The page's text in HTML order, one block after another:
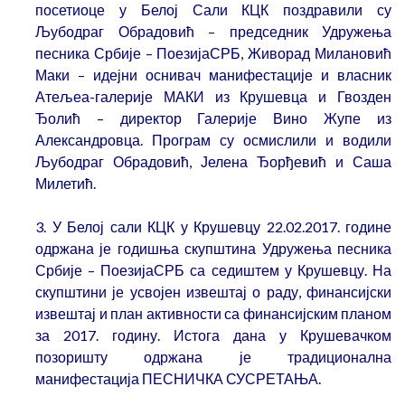
посетиоце у Белој Сали КЦК поздравили су
Љубодраг Обрадовић – председник Удружења
песника Србије – ПоезијаСРБ, Живорад Милановић
Маки – идејни оснивач манифестације и власник
Атељеа-галерије МАКИ из Крушевца и Гвозден
Ђолић – директор Галерије Вино Жупе из
Александровца. Програм су осмислили и водили
Љубодраг Обрадовић, Јелена Ђорђевић и Саша
Милетић.
3. У Белој сали КЦК у Крушевцу 22.02.2017. године
одржана је годишња скупштина Удружења песника
Србије – ПоезијаСРБ са седиштем у Крушевцу. На
скупштини је усвојен извештај о раду, финансијски
извештај и план активности са финансијским планом
за 2017. годину. Истога дана у Крушевачком
позоришту одржана је традиционална
манифестација ПЕСНИЧКА СУСРЕТАЊА.